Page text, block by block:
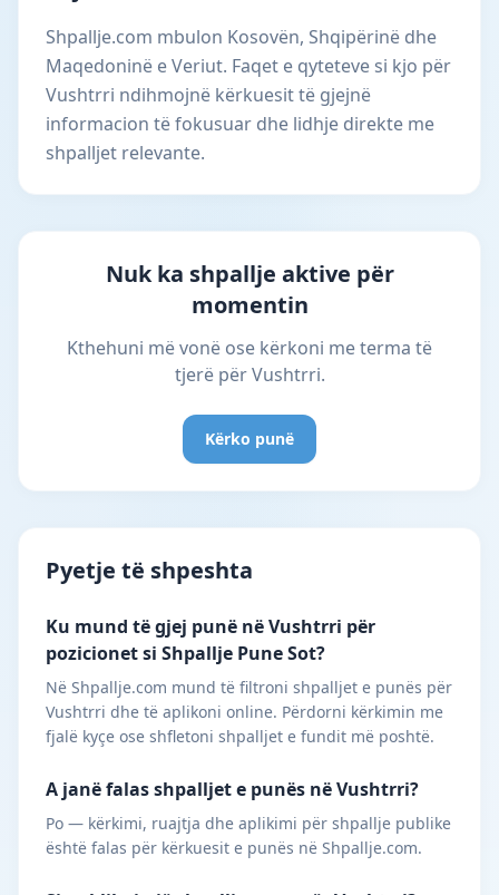
Shpallje.com mbulon Kosovën, Shqipërinë dhe
Maqedoninë e Veriut. Faqet e qyteteve si kjo për
Vushtrri ndihmojnë kërkuesit të gjejnë
informacion të fokusuar dhe lidhje direkte me
shpalljet relevante.
Nuk ka shpallje aktive për
momentin
Kthehuni më vonë ose kërkoni me terma të
tjerë për Vushtrri.
Kërko punë
Pyetje të shpeshta
Ku mund të gjej punë në Vushtrri për
pozicionet si Shpallje Pune Sot?
Në Shpallje.com mund të filtroni shpalljet e punës për
Vushtrri dhe të aplikoni online. Përdorni kërkimin me
fjalë kyçe ose shfletoni shpalljet e fundit më poshtë.
A janë falas shpalljet e punës në Vushtrri?
Po — kërkimi, ruajtja dhe aplikimi për shpallje publike
është falas për kërkuesit e punës në Shpallje.com.